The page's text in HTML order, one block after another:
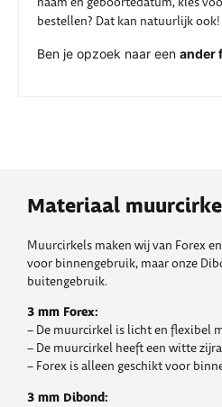
bestellen? Dat kan natuurlijk ook!
Ben je opzoek naar een ander
Materiaal
Muurcirkels maken wij van Forex
voor binnengebruik, maar onze
buitengebruik.
3 mm Forex:
– De muurcirkel is licht en flexibel
– De muurcirkel heeft een witte
– Forex is alleen geschikt voor
3 mm Dibond: